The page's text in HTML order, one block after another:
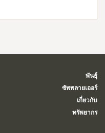
พันธุ์
ซัพพลายเออร์
เกี่ยวกับ
ทรัพยากร